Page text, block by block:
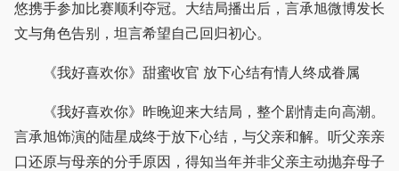
悠携手参加比赛顺利夺冠。大结局播出后，言承旭微博发长
文与角色告别，坦言希望自己回归初心。
《我好喜欢你》甜蜜收官 放下心结有情人终成眷属
《我好喜欢你》昨晚迎来大结局，整个剧情走向高潮。
言承旭饰演的陆星成终于放下心结，与父亲和解。听父亲亲
口还原与母亲的分手原因，得知当年并非父亲主动抛弃母子